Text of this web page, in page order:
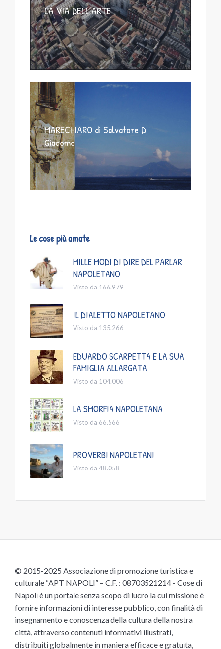
LA VIA DELL’ARTE
MARECHIARO di Salvatore Di
Giacomo
Le cose più amate
MILLE MODI DI DIRE DEL PARLAR
NAPOLETANO
Visto da 166.979
IL DIALETTO NAPOLETANO
Visto da 135.266
EDUARDO SCARPETTA E LA SUA
FAMIGLIA ALLARGATA
Visto da 104.006
LA SMORFIA NAPOLETANA
Visto da 66.566
PROVERBI NAPOLETANI
Visto da 48.058
© 2015-2025 Associazione di promozione turistica e
culturale “APT NAPOLI” – C.F. : 08703521214 - Cose di
Napoli è un portale senza scopo di lucro la cui missione è
fornire informazioni di interesse pubblico, con finalità di
insegnamento e conoscenza della cultura della nostra
città, attraverso contenuti informativi illustrati,
distribuiti globalmente in maniera efficace e gratuita,